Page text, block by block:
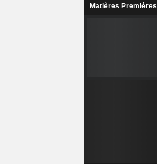
Matières Premières